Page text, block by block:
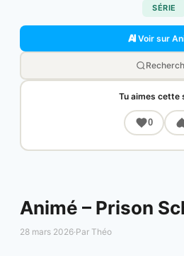
SÉRIE
Voir sur
Tu aimes cette
0
Animé – Prison
28 mars 2026·Par Théo